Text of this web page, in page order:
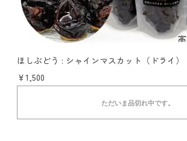
ほしぶどう : シャインマスカット（ドライ）
￥1,500
ただいま品切れ中です。